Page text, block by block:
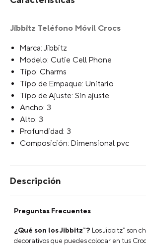
Jibbitz Teléfono Móvil Crocs
Marca: Jibbitz
Modelo: Cutie Cell Phone
Tipo: Charms
Tipo de Empaque: Unitario
Tipo de Ajuste: Sin ajuste
Ancho: 3
Alto: 3
Profundidad: 3
Composición: Dimensional pvc
Descripción
Preguntas Frecuentes
¿Qué son los Jibbitz™? Los Jibbitz™ son
decorativos que puedes colocar en tus